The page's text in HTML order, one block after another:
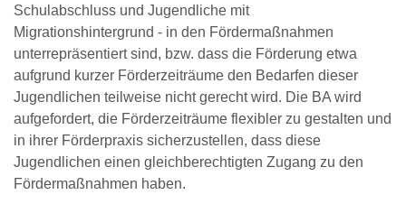
Schulabschluss und Jugendliche mit
Migrationshintergrund - in den Fördermaßnahmen
unterrepräsentiert sind, bzw. dass die Förderung etwa
aufgrund kurzer Förderzeiträume den Bedarfen dieser
Jugendlichen teilweise nicht gerecht wird. Die BA wird
aufgefordert, die Förderzeiträume flexibler zu gestalten und
in ihrer Förderpraxis sicherzustellen, dass diese
Jugendlichen einen gleichberechtigten Zugang zu den
Fördermaßnahmen haben.